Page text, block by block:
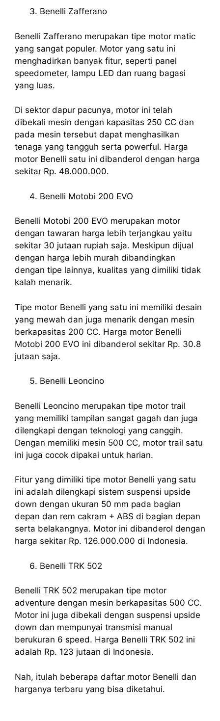
Benelli Zafferano
Benelli Zafferano merupakan tipe motor matic
yang sangat populer. Motor yang satu ini
menghadirkan banyak fitur, seperti panel
speedometer, lampu LED dan ruang bagasi
yang luas.
Di sektor dapur pacunya, motor ini telah
dibekali mesin dengan kapasitas 250 CC dan
pada mesin tersebut dapat menghasilkan
tenaga yang tangguh serta powerful. Harga
motor Benelli satu ini dibanderol dengan harga
sekitar Rp. 48.000.000.
Benelli Motobi 200 EVO
Benelli Motobi 200 EVO merupakan motor
dengan tawaran harga lebih terjangkau yaitu
sekitar 30 jutaan rupiah saja. Meskipun dijual
dengan harga lebih murah dibandingkan
dengan tipe lainnya, kualitas yang dimiliki tidak
kalah menarik.
Tipe motor Benelli yang satu ini memiliki desain
yang mewah dan juga menarik dengan mesin
berkapasitas 200 CC. Harga motor Benelli
Motobi 200 EVO ini dibanderol sekitar Rp. 30.8
jutaan saja.
Benelli Leoncino
Benelli Leoncino merupakan tipe motor trail
yang memiliki tampilan sangat gagah dan juga
dilengkapi dengan teknologi yang canggih.
Dengan memiliki mesin 500 CC, motor trail satu
ini juga cocok dipakai untuk harian.
Fitur yang dimiliki tipe motor Benelli yang satu
ini adalah dilengkapi sistem suspensi upside
down dengan ukuran 50 mm pada bagian
depan dan rem cakram + ABS di bagian depan
serta belakangnya. Motor ini dibanderol dengan
harga sekitar Rp. 126.000.000 di Indonesia.
Benelli TRK 502
Benelli TRK 502 merupakan tipe motor
adventure dengan mesin berkapasitas 500 CC.
Motor ini juga dibekali dengan suspensi upside
down dan mempunyai transmisi manual
berukuran 6 speed. Harga Benelli TRK 502 ini
adalah Rp. 123 jutaan di Indonesia.
Nah, itulah beberapa daftar motor Benelli dan
harganya terbaru yang bisa diketahui.